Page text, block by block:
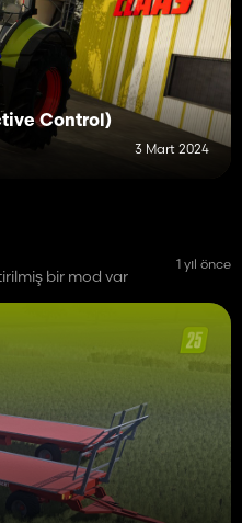
Control)
3 Mart 2024
bir mod var
1 yıl önce